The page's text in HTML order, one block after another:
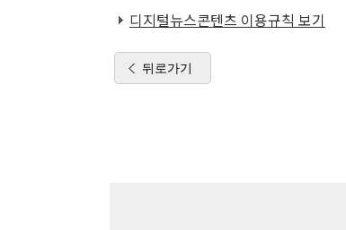
디지털뉴스콘텐츠 이용규칙 보기
뒤로가기